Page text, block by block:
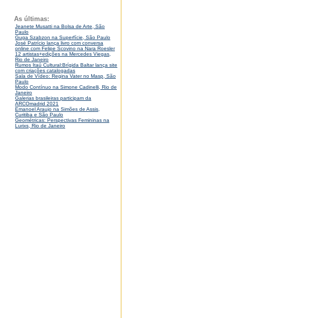
As últimas:
Jeanete Musatti na Bolsa de Arte, São
Paulo
Guga Szabzon na Superfície, São Paulo
José Patrício lança livro com conversa
online com Felipe Scovino na Nara Roesler
12 artistas+edições na Mercedes Viegas,
Rio de Janeiro
Rumos Itaú Cultural:Brígida Baltar lança site
com criações catalogadas
Sala de Vídeo: Regina Vater no Masp, São
Paulo
Modo Contínuo na Simone Cadinelli, Rio de
Janeiro
Galerias brasileiras participam da
ARCOmadrid 2021
Emanoel Araujo na Simões de Assis,
Curitiba e São Paulo
Geométricas: Perspectivas Femininas na
Lurixs, Rio de Janeiro